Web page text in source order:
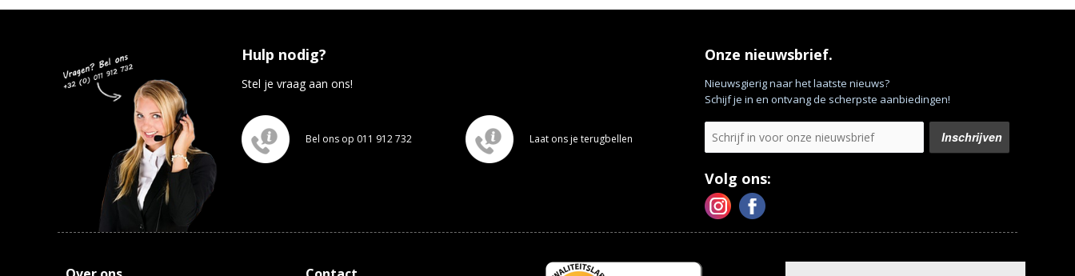
Hulp nodig?
Stel je vraag aan ons!
Bel ons op 011 912 732 Laat ons je terugbellen
Onze nieuwsbrief.
Nieuwsgierig naar het laatste nieuws?
Schijf je in en ontvang de scherpste aanbiedingen!
Volg ons: